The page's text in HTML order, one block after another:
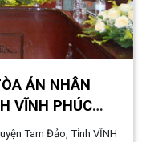
ÁN NHÂN
VĨNH PHÚC
Tam Đảo, Tỉnh VĨNH